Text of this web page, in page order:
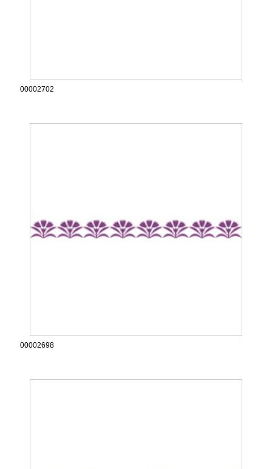
00002702
00002698